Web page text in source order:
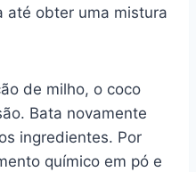
até obter uma mistura
de milho, o coco
Bata novamente
ingredientes. Por
químico em pó e